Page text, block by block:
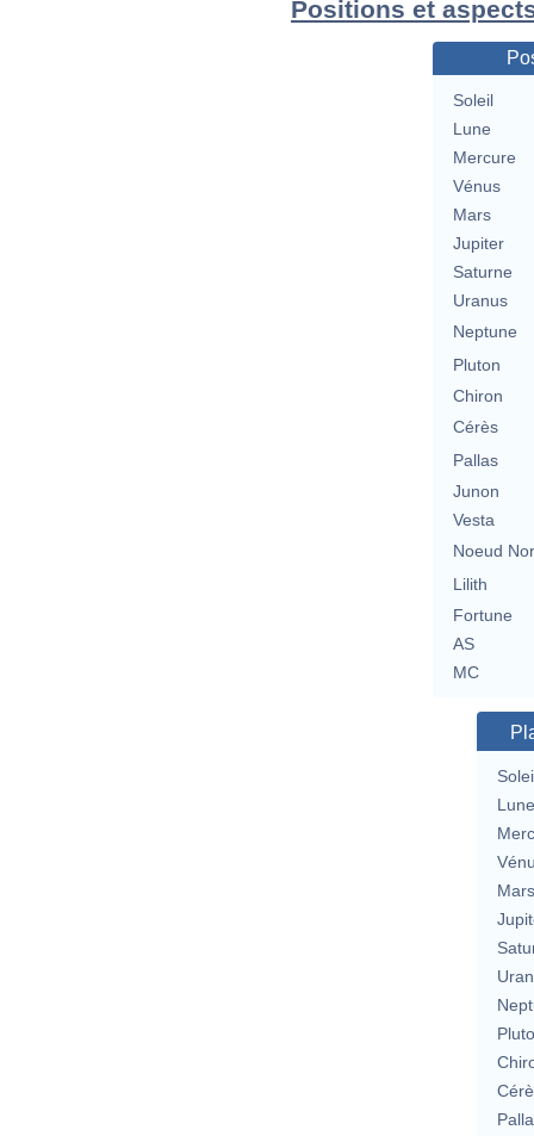
Positions et
Soleil
Lune
Mercure
Vénus
Mars
Jupiter
Saturne
Uranus
Neptune
Pluton
Chiron
Cérès
Pallas
Junon
Vesta
Noeud
Lilith
Fortune
AS
MC
Lune
Mars